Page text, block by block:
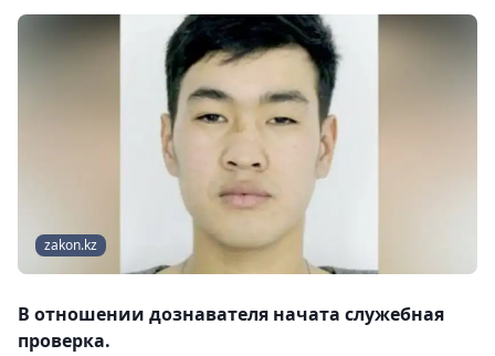
zakon.kz
В отношении дознавателя начата служебная
проверка.